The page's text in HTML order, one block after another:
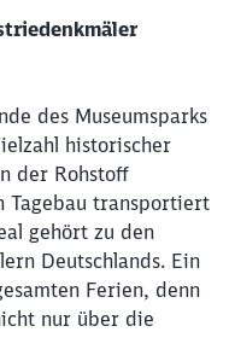
des Museumsparks
historischer
der Rohstoff
Tagebau transportiert
gehört zu den
Deutschlands. Ein
Ferien, denn
nur über die